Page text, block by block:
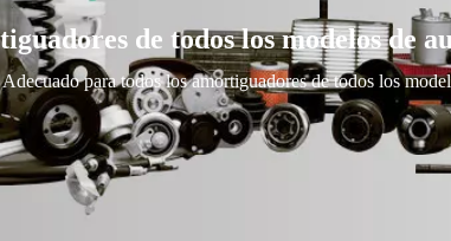
de todos los modelos de
Adecuado para todos los amortiguadores de todos los